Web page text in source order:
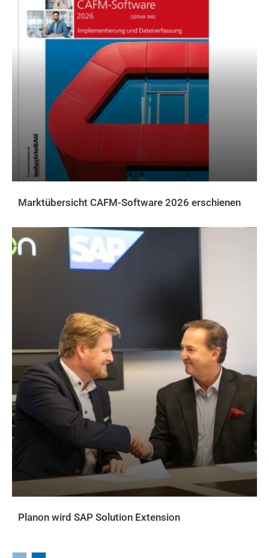
Marktübersicht CAFM-Software 2026 erschienen
Planon wird SAP Solution Extension